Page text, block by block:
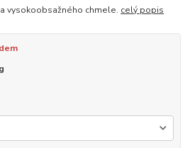
vysokoobsažného chmele. celý popis